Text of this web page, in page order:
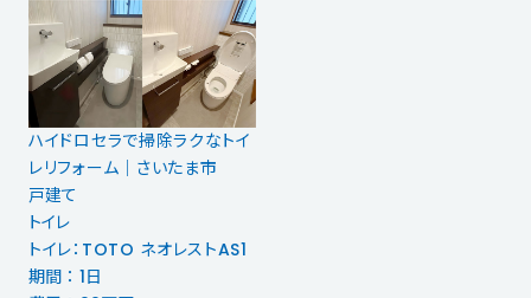
ハイドロセラで掃除ラクなトイ
レリフォーム｜さいたま市
戸建て
トイレ
トイレ：TOTO ネオレストAS1
期間 ： 1日